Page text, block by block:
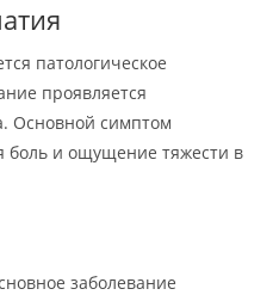
патологическое
проявляется
Основной симптом
боль и ощущение тяжести в
заболевание